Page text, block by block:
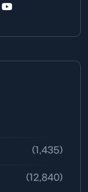
(1,435)
(12,840)